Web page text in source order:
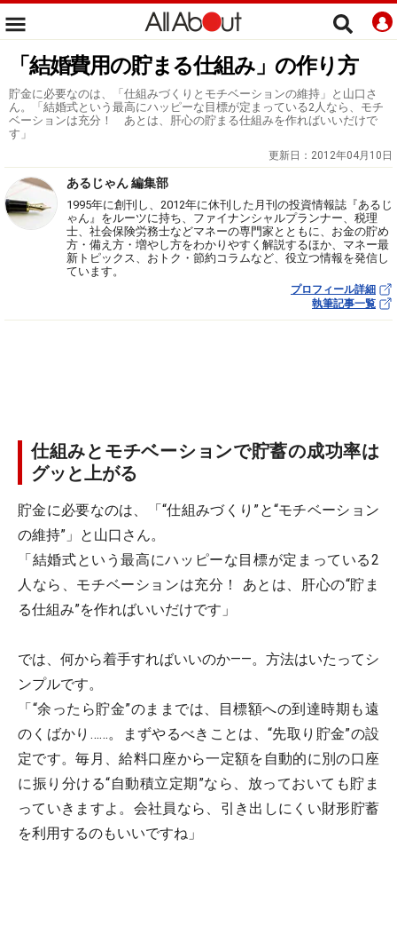
「結婚費用の貯まる仕組み」の作り方
貯金に必要なのは、「仕組みづくりとモチベーションの維持」と山口さ
ん。「結婚式という最高にハッピーな目標が定まっている2人なら、モチ
ベーションは充分！ あとは、肝心の貯まる仕組みを作ればいいだけで
す」
更新日： 2012年04月10日
あるじゃん 編集部
1995年に創刊し、2012年に休刊した月刊の投資情報誌『あるじ
ゃん』をルーツに持ち、ファイナンシャルプランナー、税理
士、社会保険労務士などマネーの専門家とともに、お金の貯め
方・備え方・増やし方をわかりやすく解説するほか、マネー最
新トピックス、おトク・節約コラムなど、役立つ情報を発信し
ています。
プロフィール詳細
執筆記事一覧
仕組みとモチベーションで貯蓄の成功率は
グッと上がる
貯金に必要なのは、「“仕組みづくり”と“モチベーション
の維持”」と山口さん。
「結婚式という最高にハッピーな目標が定まっている2
人なら、モチベーションは充分！ あとは、肝心の“貯ま
る仕組み”を作ればいいだけです」
では、何から着手すればいいのか――。方法はいたってシ
ンプルです。
「“余ったら貯金”のままでは、目標額への到達時期も遠
のくばかり……。まずやるべきことは、“先取り貯金”の設
定です。毎月、給料口座から一定額を自動的に別の口座
に振り分ける“自動積立定期”なら、放っておいても貯ま
っていきますよ。会社員なら、引き出しにくい財形貯蓄
を利用するのもいいですね」